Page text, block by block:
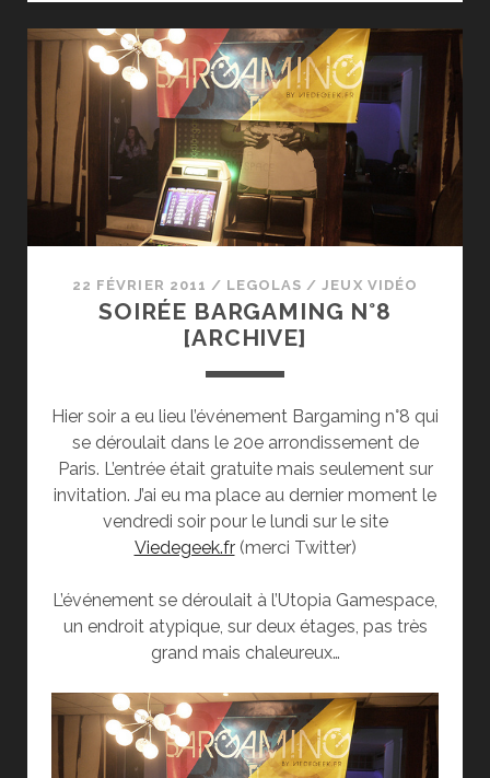
22 FÉVRIER 2011 / LEGOLAS /JEUX VIDÉO
SOIRÉE BARGAMING N°8
[ARCHIVE]
Hier soir a eu lieu l’événement Bargaming n°8 qui
se déroulait dans le 20e arrondissement de
Paris. L’entrée était gratuite mais seulement sur
invitation. J’ai eu ma place au dernier moment le
vendredi soir pour le lundi sur le site
Viedegeek.fr(merci Twitter)
L’événement se déroulait à l’Utopia Gamespace,
un endroit atypique, sur deux étages, pas très
grand mais chaleureux…